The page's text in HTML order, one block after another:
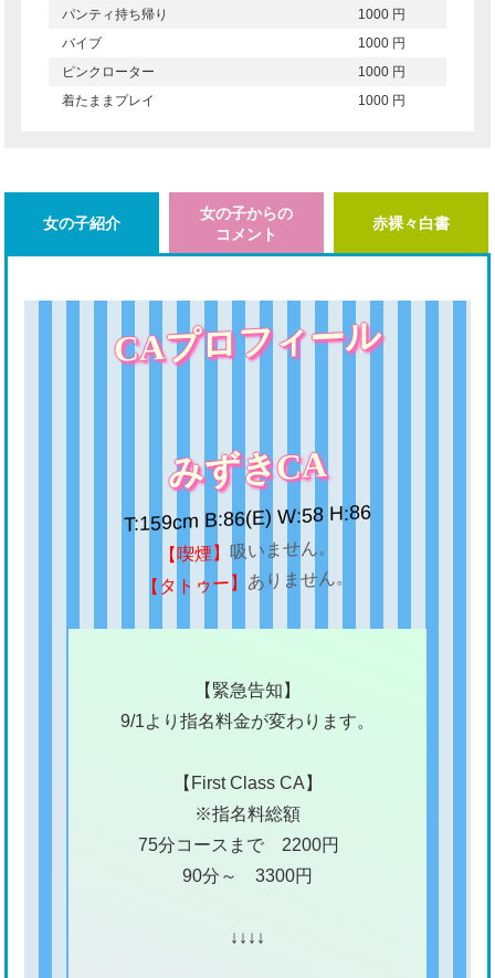
パンティ持ち帰り
1000 円
バイブ
1000 円
ピンクローター
1000 円
着たままプレイ
1000 円
女の子紹介
女の子からの
コメント
赤裸々白書
CAプロフィール
みずきCA
T:159cm B:86(E) W:58 H:86
【喫煙】吸いません。
【タトゥー】 ありません。
【緊急告知】
9/1より指名料金が変わります。
【First Class CA】
※指名料総額
75分コースまで 2200円
90分～ 3300円
↓↓↓↓